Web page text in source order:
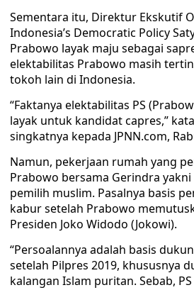
Sementara itu, Direktur Ekskutif
Indonesia’s Democratic Policy
Prabowo layak maju sebagai
elektabilitas Prabowo masih
tokoh lain di Indonesia.
“Faktanya elektabilitas PS
layak untuk kandidat capres,”
singkatnya kepada JPNN.com,
Namun, pekerjaan rumah yang
Prabowo bersama Gerindra
pemilih muslim. Pasalnya basis
kabur setelah Prabowo
Presiden Joko Widodo (Jokowi).
“Persoalannya adalah basis
setelah Pilpres 2019, khususnya
kalangan Islam puritan. Sebab,